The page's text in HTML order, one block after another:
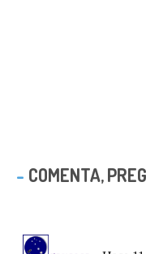
COMENTA,